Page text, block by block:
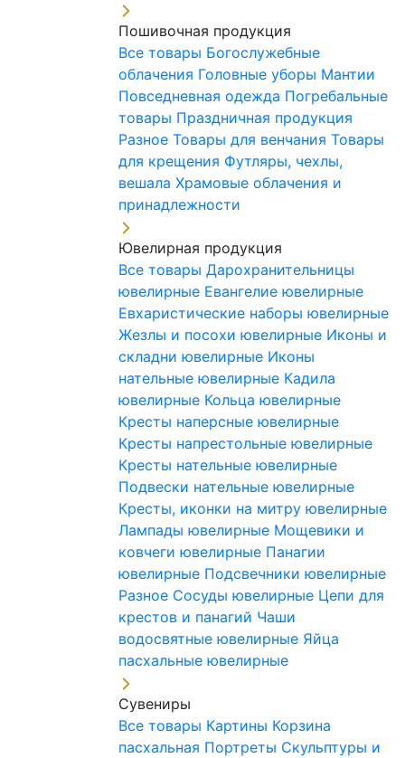
Пошивочная продукция
Все товары Богослужебные
облачения Головные уборы Мантии
Повседневная одежда Погребальные
товары Праздничная продукция
Разное Товары для венчания Товары
для крещения Футляры, чехлы,
вешала Храмовые облачения и
принадлежности
Ювелирная продукция
Все товары Дарохранительницы
ювелирные Евангелие ювелирные
Евхаристические наборы ювелирные
Жезлы и посохи ювелирные Иконы и
складни ювелирные Иконы
нательные ювелирные Кадила
ювелирные Кольца ювелирные
Кресты наперсные ювелирные
Кресты напрестольные ювелирные
Кресты нательные ювелирные
Подвески нательные ювелирные
Кресты, иконки на митру ювелирные
Лампады ювелирные Мощевики и
ковчеги ювелирные Панагии
ювелирные Подсвечники ювелирные
Разное Сосуды ювелирные Цепи для
крестов и панагий Чаши
водосвятные ювелирные Яйца
пасхальные ювелирные
Сувениры
Все товары Картины Корзина
пасхальная Портреты Скульптуры и